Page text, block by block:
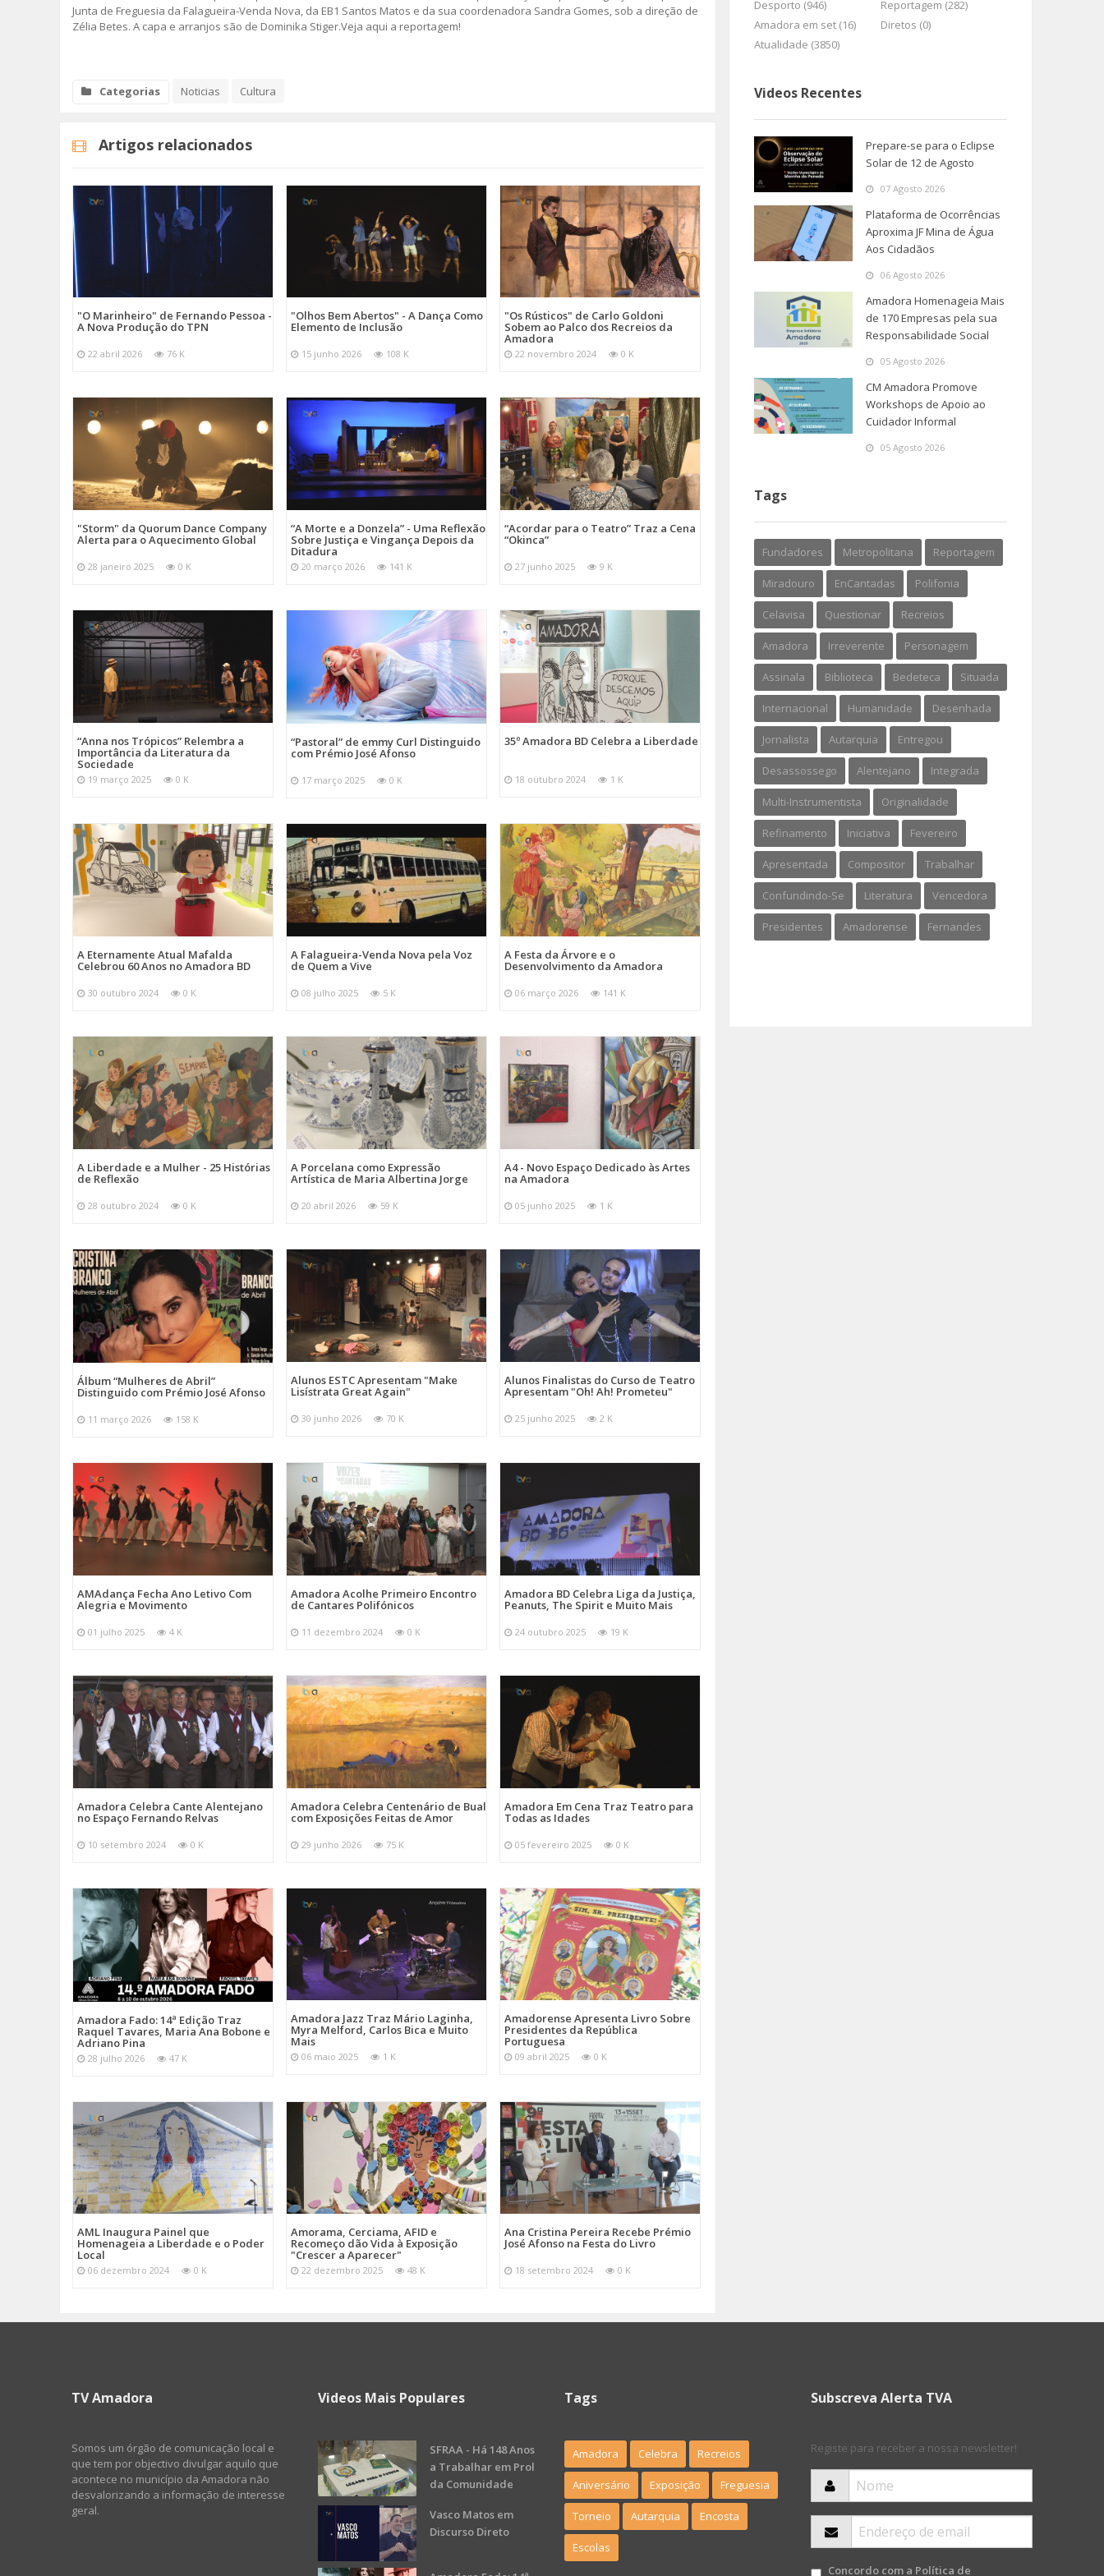
SOMOS TODOS EUROPEUS
VEMOS OUVIMOS E LEMOS
ECOMOVE-TE
HISTÓRIAS DE ABRIL
Junta de Freguesia da Falagueira-Venda Nova, da EB1 Santos Matos e da sua coordenadora Sandra Gomes, sob a direção de
Zélia Betes. A capa e arranjos são de Dominika Stiger.Veja aqui a reportagem!
Categorias Noticias Cultura
Artigos relacionados
"O Marinheiro" de Fernando Pessoa -
A Nova Produção do TPN
22 abril 2026 76 K
"Olhos Bem Abertos" - A Dança Como
Elemento de Inclusão
15 junho 2026 108 K
"Os Rústicos" de Carlo Goldoni
Sobem ao Palco dos Recreios da
Amadora
22 novembro 2024 0 K
"Storm" da Quorum Dance Company
Alerta para o Aquecimento Global
28 janeiro 2025 0 K
“A Morte e a Donzela” - Uma Reflexão
Sobre Justiça e Vingança Depois da
Ditadura
20 março 2026 141 K
“Acordar para o Teatro” Traz a Cena
“Okinca”
27 junho 2025 9 K
“Anna nos Trópicos” Relembra a
Importância da Literatura da
Sociedade
19 março 2025 0 K
“Pastoral” de emmy Curl Distinguido
com Prémio José Afonso
17 março 2025 0 K
35º Amadora BD Celebra a Liberdade
18 outubro 2024 1 K
A Eternamente Atual Mafalda
Celebrou 60 Anos no Amadora BD
30 outubro 2024 0 K
A Falagueira-Venda Nova pela Voz
de Quem a Vive
08 julho 2025 5 K
A Festa da Árvore e o
Desenvolvimento da Amadora
06 março 2026 141 K
A Liberdade e a Mulher - 25 Histórias
de Reflexão
28 outubro 2024 0 K
A Porcelana como Expressão
Artística de Maria Albertina Jorge
20 abril 2026 59 K
A4 - Novo Espaço Dedicado às Artes
na Amadora
05 junho 2025 1 K
Álbum “Mulheres de Abril”
Distinguido com Prémio José Afonso
11 março 2026 158 K
Alunos ESTC Apresentam "Make
Lisístrata Great Again"
30 junho 2026 70 K
Alunos Finalistas do Curso de Teatro
Apresentam "Oh! Ah! Prometeu"
25 junho 2025 2 K
AMAdança Fecha Ano Letivo Com
Alegria e Movimento
01 julho 2025 4 K
Amadora Acolhe Primeiro Encontro
de Cantares Polifónicos
11 dezembro 2024 0 K
Amadora BD Celebra Liga da Justiça,
Peanuts, The Spirit e Muito Mais
24 outubro 2025 19 K
Amadora Celebra Cante Alentejano
no Espaço Fernando Relvas
10 setembro 2024 0 K
Amadora Celebra Centenário de Bual
com Exposições Feitas de Amor
29 junho 2026 75 K
Amadora Em Cena Traz Teatro para
Todas as Idades
05 fevereiro 2025 0 K
Amadora Fado: 14ª Edição Traz
Raquel Tavares, Maria Ana Bobone e
Adriano Pina
28 julho 2026 47 K
Amadora Jazz Traz Mário Laginha,
Myra Melford, Carlos Bica e Muito
Mais
06 maio 2025 1 K
Amadorense Apresenta Livro Sobre
Presidentes da República
Portuguesa
09 abril 2025 0 K
AML Inaugura Painel que
Homenageia a Liberdade e o Poder
Local
06 dezembro 2024 0 K
Amorama, Cerciama, AFID e
Recomeço dão Vida à Exposição
"Crescer a Aparecer"
22 dezembro 2025 48 K
Ana Cristina Pereira Recebe Prémio
José Afonso na Festa do Livro
18 setembro 2024 0 K
Desporto (946)
Reportagem (282)
Amadora em set (16)
Diretos (0)
Atualidade (3850)
Videos Recentes
Prepare-se para o Eclipse
Solar de 12 de Agosto
07 Agosto 2026
Plataforma de Ocorrências
Aproxima JF Mina de Água
Aos Cidadãos
06 Agosto 2026
Amadora Homenageia Mais
de 170 Empresas pela sua
Responsabilidade Social
05 Agosto 2026
CM Amadora Promove
Workshops de Apoio ao
Cuidador Informal
05 Agosto 2026
Tags
Fundadores Metropolitana Reportagem
Miradouro EnCantadas Polifonia
Celavisa Questionar Recreios
Amadora Irreverente Personagem
Assinala Biblioteca Bedeteca Situada
Internacional Humanidade Desenhada
Jornalista Autarquia Entregou
Desassossego Alentejano Integrada
Multi-Instrumentista Originalidade
Refinamento Iniciativa Fevereiro
Apresentada Compositor Trabalhar
Confundindo-Se Literatura Vencedora
Presidentes Amadorense Fernandes
TV Amadora
Somos um órgão de comunicação local e
que tem por objectivo divulgar aquilo que
acontece no município da Amadora não
desvalorizando a informação de interesse
geral.
Videos Mais Populares
SFRAA - Há 148 Anos
a Trabalhar em Prol
da Comunidade
Vasco Matos em
Discurso Direto
Tags
Amadora Celebra Recreios
Aniversário Exposição Freguesia
Torneio Autarquia Encosta
Escolas
Subscreva Alerta TVA
Registe para receber a nossa newsletter!
Concordo com a Política de